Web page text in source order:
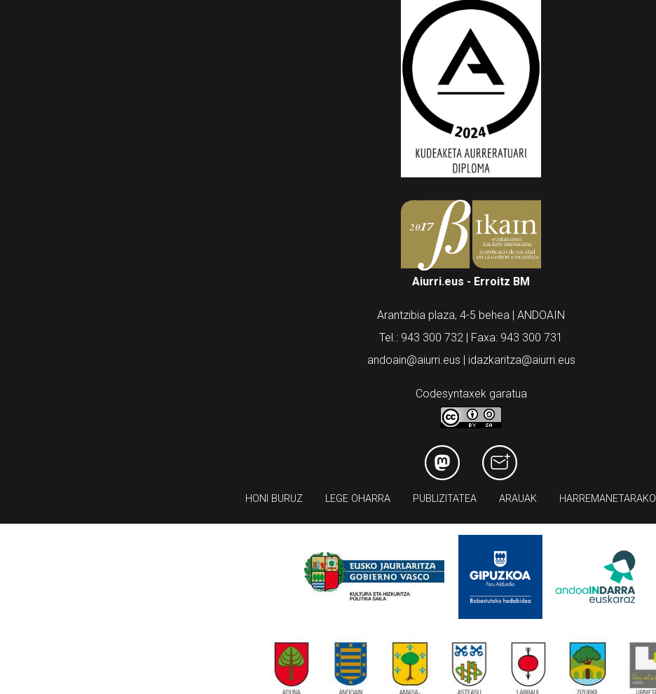
Aiurri.eus - Erroitz BM
Arantzibia plaza, 4-5 behea | ANDOAIN
Tel.: 943 300 732 | Faxa: 943 300 731
andoain@aiurri.eus | idazkaritza@aiurri.eus
Codesyntaxek garatua
HONI BURUZ LEGE OHARRA PUBLIZITATEA ARAUAK HARREMANETARAKO